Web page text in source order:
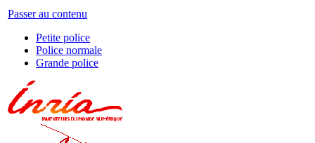
Passer au contenu
Petite police
Police normale
Grande police